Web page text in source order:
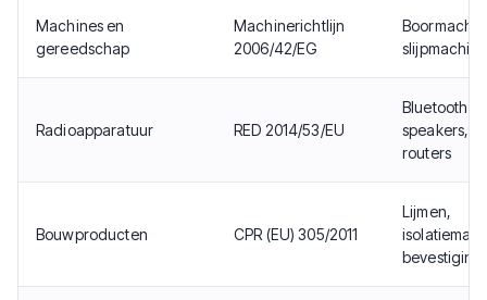
Machines en
gereedschap
Machinerichtlijn
2006/42/EG
Radioapparatuur RED 2014/53/EU
Bluetooth-
speakers,
routers
Bouwproducten CPR (EU) 305/2011
Lijmen,